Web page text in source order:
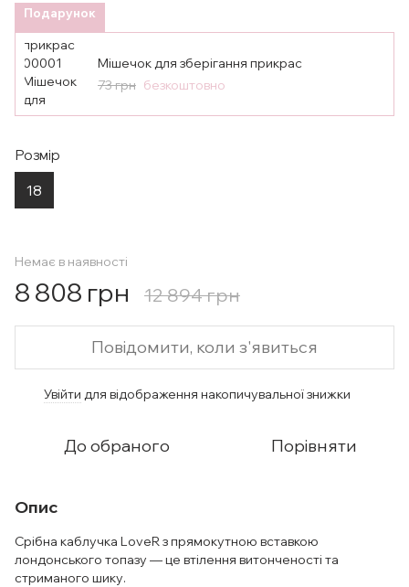
Подарунок
Мішечок для зберігання прикрас
73 грн безкоштовно
Розмір
18
Немає в наявності
8 808 грн 12 894 грн
Повідомити, коли з'явиться
Увійти для відображення накопичувальної знижки
До обраного Порівняти
Опис
Срібна каблучка LoveR з прямокутною вставкою
лондонського топазу — це втілення витонченості та
стриманого шику.